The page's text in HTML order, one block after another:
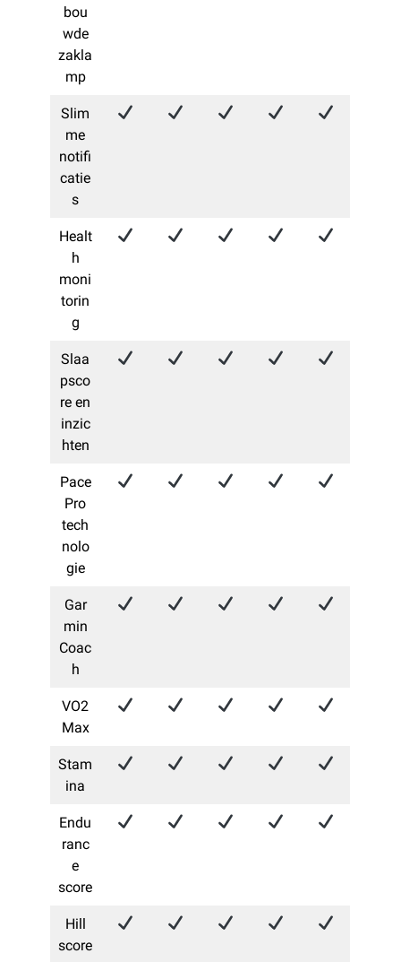
bou
wde
zakla
mp
Slim
me
notifi
catie
s
Healt
h
moni
torin
g
Slaa
psco
re en
inzic
hten
Pace
Pro
tech
nolo
gie
Gar
min
Coac
h
VO2
Max
Stam
ina
Endu
ranc
e
score
Hill
score